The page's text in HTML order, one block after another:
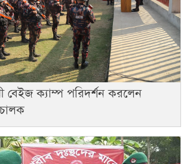
বেইজ ক্যাম্প পরিদর্শন করলেন